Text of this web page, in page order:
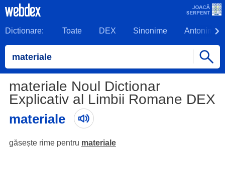
Dictionare: Toate DEX Sinonime Antonime
materiale Noul Dictionar
Explicativ al Limbii Romane DEX
materiale
găsește rime pentru materiale